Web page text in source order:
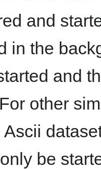
and
in the
and
other
be